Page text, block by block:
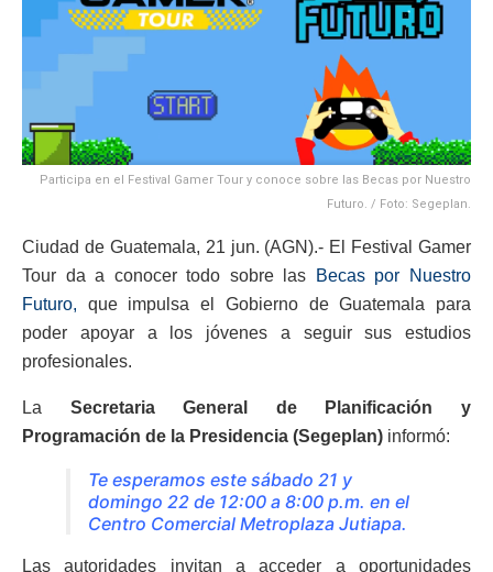
Participa en el Festival Gamer Tour y conoce sobre las Becas por Nuestro
Futuro. / Foto: Segeplan.
Ciudad de Guatemala, 21 jun. (AGN).- El Festival Gamer
Tour da a conocer todo sobre las
Becas por Nuestro
Futuro, que impulsa el Gobierno de Guatemala para
poder apoyar a los jóvenes a seguir sus estudios
profesionales.
La Secretaria General de Planificación y
Programación de la Presidencia (Segeplan) informó:
Te esperamos este sábado 21 y
domingo 22 de 12:00 a 8:00 p.m. en el
Centro Comercial Metroplaza Jutiapa.
Las autoridades invitan a acceder a oportunidades